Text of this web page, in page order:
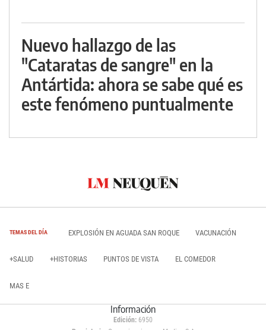
Nuevo hallazgo de las
"Cataratas de sangre" en la
Antártida: ahora se sabe qué es
este fenómeno puntualmente
TEMAS DEL DÍA EXPLOSIÓN EN AGUADA SAN ROQUE VACUNACIÓN
+SALUD +HISTORIAS PUNTOS DE VISTA EL COMEDOR
MAS E
Información
Edición: 6950